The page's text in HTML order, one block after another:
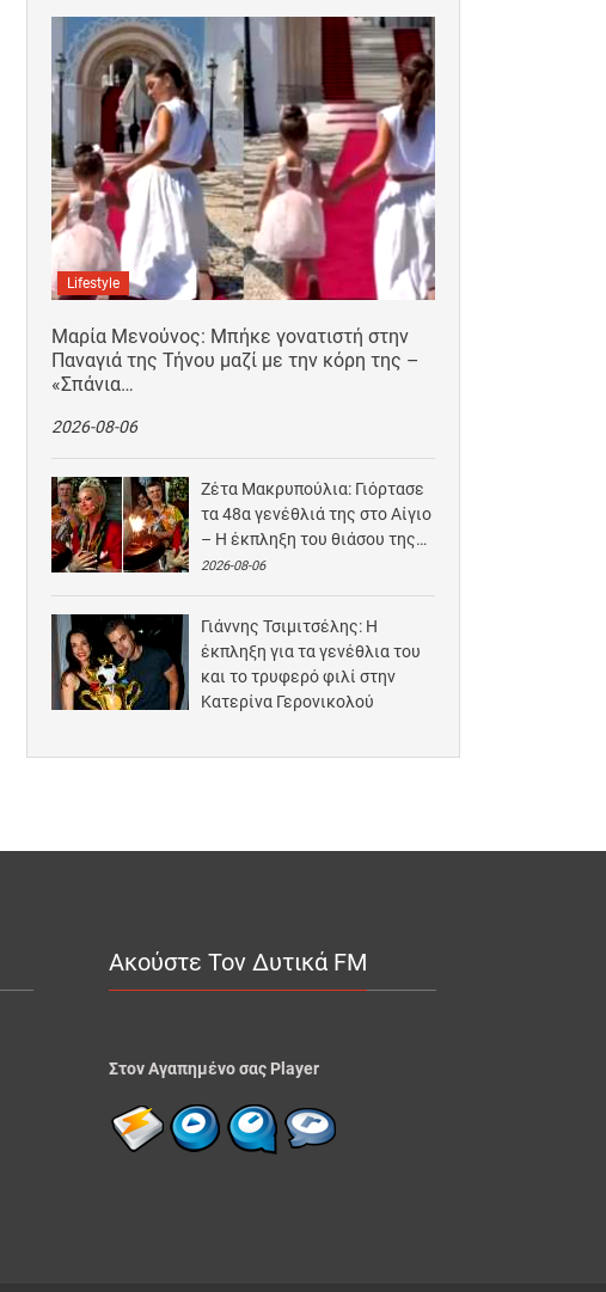
Lifestyle
Μαρία Μενούνος: Μπήκε γονατιστή στην
Παναγιά της Τήνου μαζί με την κόρη της –
«Σπάνια…
2026-08-06
Ζέτα Μακρυπούλια: Γιόρτασε
τα 48α γενέθλιά της στο Αίγιο
– Η έκπληξη του θιάσου της…
2026-08-06
Γιάννης Τσιμιτσέλης: Η
έκπληξη για τα γενέθλια του
και το τρυφερό φιλί στην
Κατερίνα Γερονικολού
Ακούστε Τον Δυτικά FM
Στον Αγαπημένο σας Player